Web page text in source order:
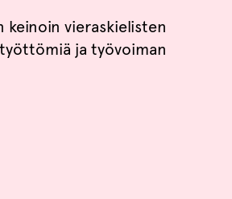
keinoin vieraskielisten
ja työvoiman